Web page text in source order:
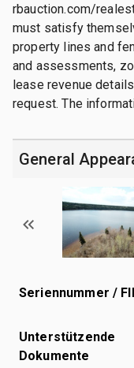
rbauction.com/
must satisfy
property lines and
and assessments,
lease revenue
request. The
General
Seriennummer /
Unterstützende
Dokumente